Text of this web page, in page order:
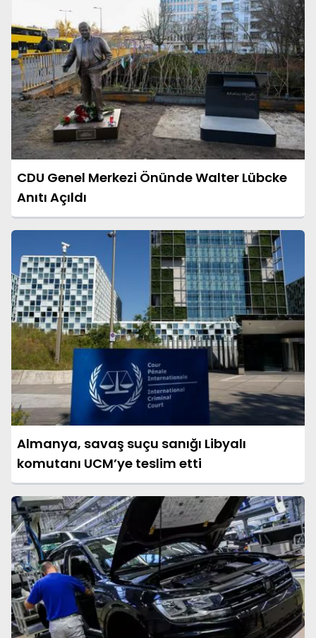
CDU Genel Merkezi Önünde Walter Lübcke
Anıtı Açıldı
Almanya, savaş suçu sanığı Libyalı
komutanı UCM’ye teslim etti